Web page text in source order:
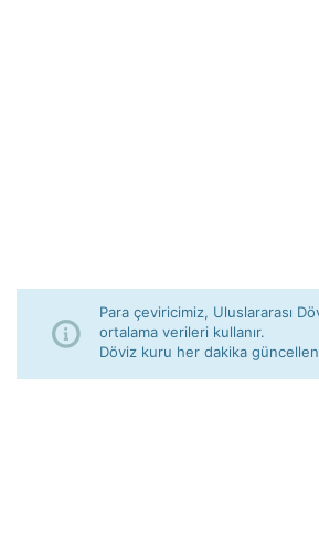
Para çeviricimiz, Uluslararası
ortalama verileri kullanır.
Döviz kuru her dakika